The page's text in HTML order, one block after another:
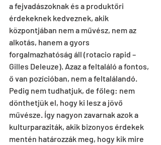
a fejvadászoknak és a produktőri
érdekeknek kedveznek, akik
központjában nem a művész, nem az
alkotás, hanem a gyors
forgalmazhatóság áll (rotacio rapid –
Gilles Deleuze). Azaz a feltaláló a fontos,
ő van pozícióban, nem a feltalálandó.
Pedig nem tudhatjuk, de főleg: nem
dönthetjük el, hogy ki lesz a jövő
művésze. Így nagyon zavarnak azok a
kulturparaziták, akik bizonyos érdekek
mentén határozzák meg, hogy kik mire